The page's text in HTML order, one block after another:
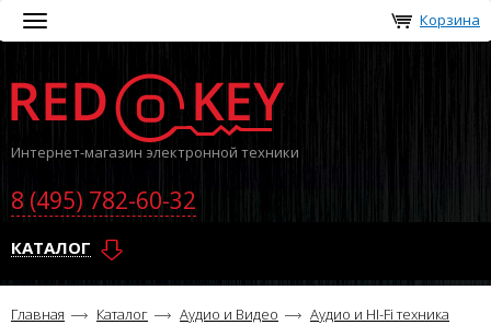
Toggle
navigation
Корзина
Интернет-магазин электронной техники
8 (495) 782-60-32
КАТАЛОГ
Главная Каталог Аудио и Видео
Аудио и HI-Fi техника